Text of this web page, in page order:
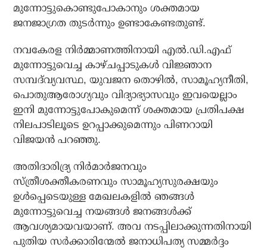
മുന്നോട്ടുകൊണ്ടുപോകാനും ശക്തമായ
ജനജാഗ്രത തുടര്‍ന്നും ഉണ്ടാകേണ്ടതുണ്ട്.
നവകേരള നിര്‍മ്മാണത്തിനായി എല്‍.ഡി.എഫ്
മുന്നോട്ടുവെച്ച കാഴ്ചപ്പാടുകള്‍ വിജ്ഞാന
സമ്പദ്‌വ്യവസ്ഥ, യുവജന തൊഴില്‍, സാമൂഹ്യനീതി,
പൊതുആരോഗ്യവും വിദ്യാഭ്യാസവും ഇവയെല്ലാം
ഇനി മുന്നോട്ടുപോകുമെന്ന് ശക്തമായ പ്രതിപക്ഷ
നിലപാടിലൂടെ ഉറപ്പാക്കുമെന്നും പിണറായി
വിജയന്‍ പറഞ്ഞു.
അതിദാരിദ്ര്യ നിര്‍മാര്‍ജനവും
സ്ത്രീശക്തീകരണവും സാമൂഹ്യസുരക്ഷയും
ഉള്‍പ്പെടെയുള്ള മേഖലകളില്‍ ഞങ്ങള്‍
മുന്നോട്ടുവെച്ച നയങ്ങള്‍ ജനങ്ങള്‍ക്ക്
ആവശ്യമായവയാണ്. അവ നടപ്പിലാക്കുന്നതിനായി
പുതിയ സര്‍ക്കാരിന്മേല്‍ ജനാധിപത്യ സമ്മര്‍ദ്ദം